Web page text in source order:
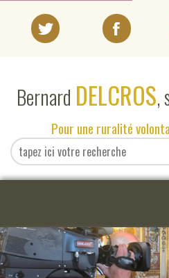
Bernard DELCROS,
Pour une ruralité
EN DIRECT DU SÉNAT
EN DIRECT DU CANTAL
COMPRENDRE LE SÉNAT